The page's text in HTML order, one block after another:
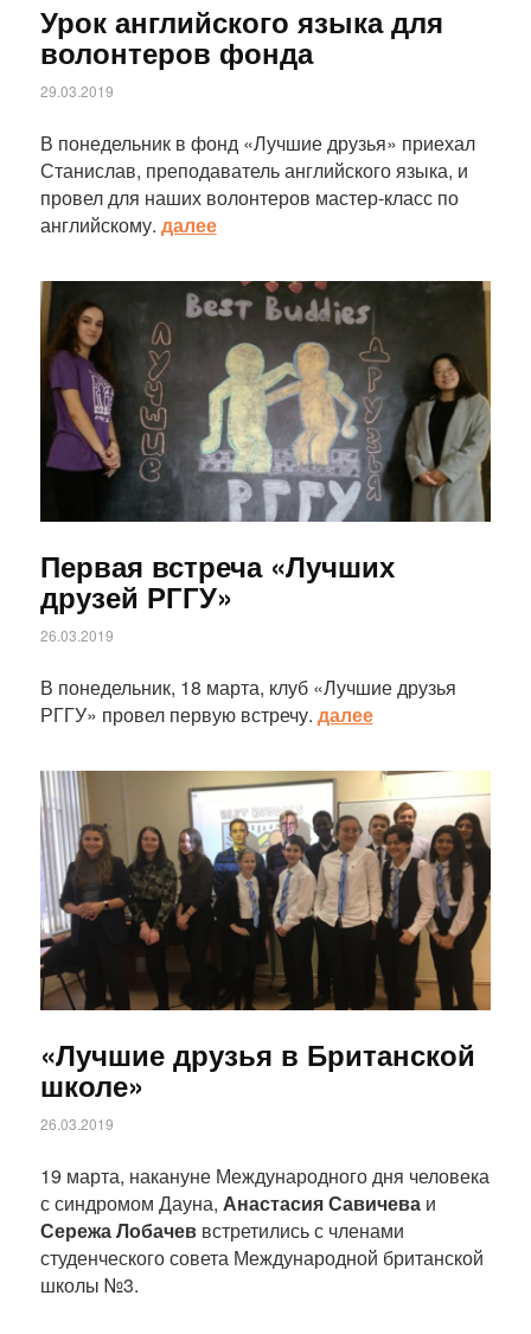
Урок английского языка для
волонтеров фонда
29.03.2019
В понедельник в фонд «Лучшие друзья» приехал
Станислав, преподаватель английского языка, и
провел для наших волонтеров мастер-класс по
английскому. далее
Статья
Первая встреча «Лучших
друзей РГГУ»
26.03.2019
В понедельник, 18 марта, клуб «Лучшие друзья
РГГУ» провел первую встречу. далее
Статья
«Лучшие друзья в Британской
школе»
26.03.2019
19 марта, накануне Международного дня человека
с синдромом Дауна, Анастасия Савичеваи
Сережа Лобачеввстретились с членами
студенческого совета Международной британской
школы №3.